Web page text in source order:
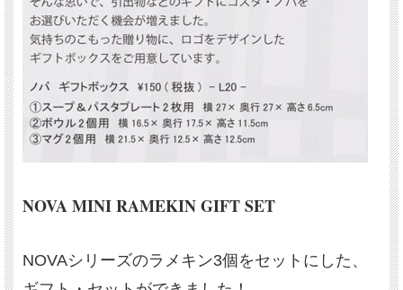
NOVA MINI RAMEKIN GIFT SET
NOVAシリーズのラメキン3個をセットにした、